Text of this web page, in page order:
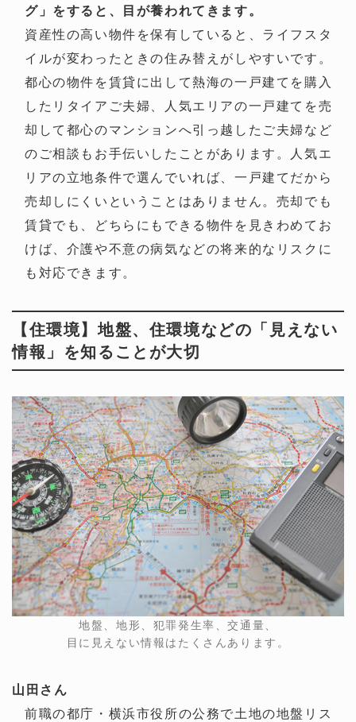
グ」をすると、目が養われてきます。
資産性の高い物件を保有していると、ライフスタ
イルが変わったときの住み替えがしやすいです。
都心の物件を賃貸に出して熱海の一戸建てを購入
したリタイアご夫婦、人気エリアの一戸建てを売
却して都心のマンションへ引っ越したご夫婦など
のご相談もお手伝いしたことがあります。人気エ
リアの立地条件で選んでいれば、一戸建てだから
売却しにくいということはありません。売却でも
賃貸でも、どちらにもできる物件を見きわめてお
けば、介護や不意の病気などの将来的なリスクに
も対応できます。
【住環境】地盤、住環境などの「見えない
情報」を知ることが大切
地盤、地形、犯罪発生率、交通量、
目に見えない情報はたくさんあります。
山田さん
前職の都庁・横浜市役所の公務で土地の地盤リス